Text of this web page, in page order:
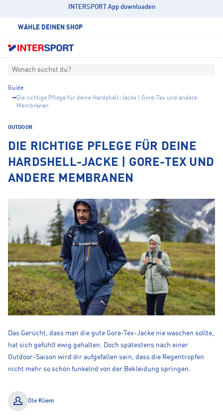
INTERSPORT App downloaden
WÄHLE DEINEN SHOP
Wonach suchst du?
Guide
Die richtige Pflege für deine Hardshell-Jacke | Gore-Tex und andere
Membranen
OUTDOOR
DIE RICHTIGE PFLEGE FÜR DEINE
HARDSHELL-JACKE | GORE-TEX UND
ANDERE MEMBRANEN
Das Gerücht, dass man die gute Gore-Tex-Jacke nie waschen sollte,
hat sich gefühlt ewig gehalten. Doch spätestens nach einer
Outdoor-Saison wird dir aufgefallen sein, dass die Regentropfen
nicht mehr so schön funkelnd von der Bekleidung springen.
Ole Kliem